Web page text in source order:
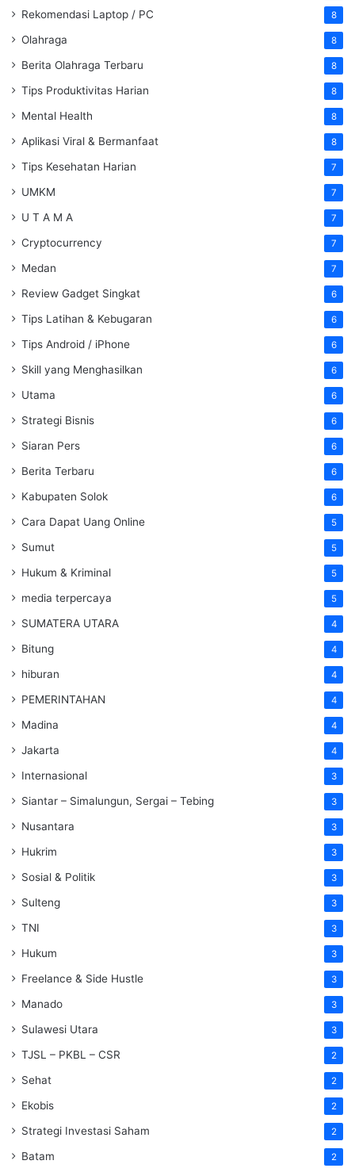
Rekomendasi Laptop / PC 8
Olahraga 8
Berita Olahraga Terbaru 8
Tips Produktivitas Harian 8
Mental Health 8
Aplikasi Viral & Bermanfaat 8
Tips Kesehatan Harian 7
UMKM 7
U T A M A 7
Cryptocurrency 7
Medan 7
Review Gadget Singkat 6
Tips Latihan & Kebugaran 6
Tips Android / iPhone 6
Skill yang Menghasilkan 6
Utama 6
Strategi Bisnis 6
Siaran Pers 6
Berita Terbaru 6
Kabupaten Solok 6
Cara Dapat Uang Online 5
Sumut 5
Hukum & Kriminal 5
media terpercaya 5
SUMATERA UTARA 4
Bitung 4
hiburan 4
PEMERINTAHAN 4
Madina 4
Jakarta 4
Internasional 3
Siantar – Simalungun, Sergai – Tebing 3
Nusantara 3
Hukrim 3
Sosial & Politik 3
Sulteng 3
TNI 3
Hukum 3
Freelance & Side Hustle 3
Manado 3
Sulawesi Utara 3
TJSL – PKBL – CSR 2
Sehat 2
Ekobis 2
Strategi Investasi Saham 2
Batam 2